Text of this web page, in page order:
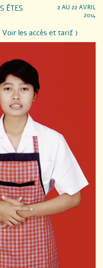
ÊTES
2 AU 22 AVRIL
2014
Voir les accès et tarif )